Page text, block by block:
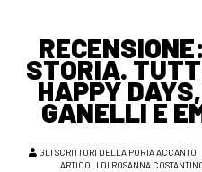
STORIA.
HAPPY
GANELLI E
GLI SCRITTORI DELLA PORTA ACCANTO
ARTICOLI DI ROSANNA